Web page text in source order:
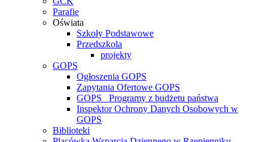
Parafie
Oświata
Szkoły Podstawowe
Przedszkola
projekty
GOPS
Ogłoszenia GOPS
Zapytania Ofertowe GOPS
GOPS_ Programy z budżetu państwa
Inspektor Ochrony Danych Osobowych w
GOPS
Biblioteki